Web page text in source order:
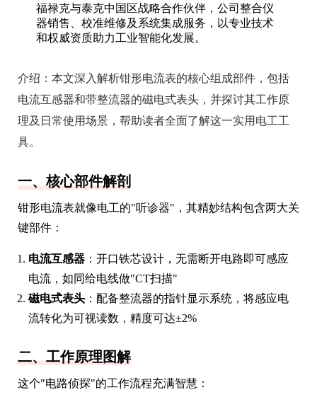
福禄克与泰克中国区战略合作伙伴，公司整合仪
器销售、校准维修及系统集成服务，以专业技术
和权威资质助力工业智能化发展。
介绍： 本文深入解析钳形电流表的核心组成部件，包括
电流互感器和带整流器的磁电式表头，并探讨其工作原
理及日常使用场景，帮助读者全面了解这一实用电工工
具。
一、核心部件解剖
钳形电流表就像电工的"听诊器"，其精妙结构包含两大关
键部件：
电流互感器 ：开口铁芯设计，无需断开电路即可感应
电流，如同给电线做"CT扫描"
磁电式表头 ：配备整流器的指针显示系统，将感应电
流转化为可视读数，精度可达±2%
二、工作原理图解
这个"电路侦探"的工作流程充满智慧：